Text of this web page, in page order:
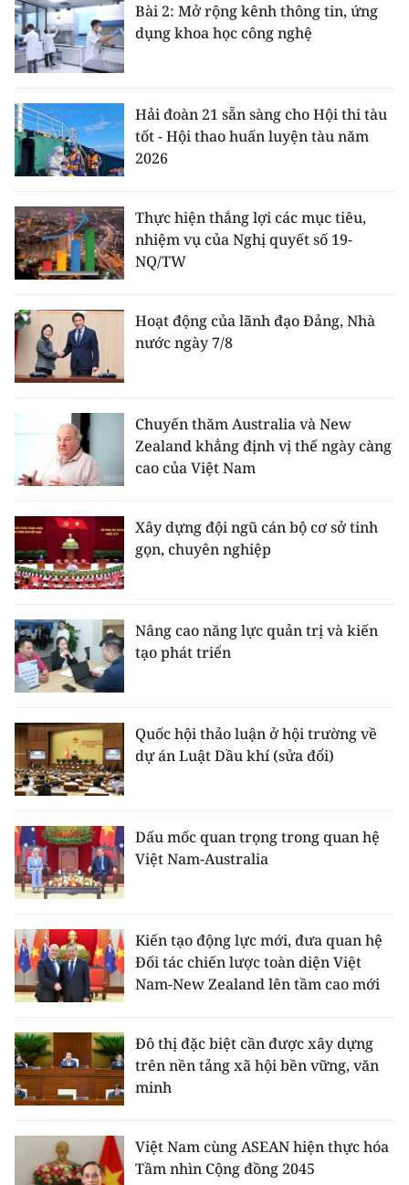
Bài 2: Mở rộng kênh thông tin, ứng
dụng khoa học công nghệ
Hải đoàn 21 sẵn sàng cho Hội thi tàu
tốt - Hội thao huấn luyện tàu năm
2026
Thực hiện thắng lợi các mục tiêu,
nhiệm vụ của Nghị quyết số 19-
NQ/TW
Hoạt động của lãnh đạo Đảng, Nhà
nước ngày 7/8
Chuyến thăm Australia và New
Zealand khẳng định vị thế ngày càng
cao của Việt Nam
Xây dựng đội ngũ cán bộ cơ sở tinh
gọn, chuyên nghiệp
Nâng cao năng lực quản trị và kiến
tạo phát triển
Quốc hội thảo luận ở hội trường về
dự án Luật Dầu khí (sửa đổi)
Dấu mốc quan trọng trong quan hệ
Việt Nam-Australia
Kiến tạo động lực mới, đưa quan hệ
Đối tác chiến lược toàn diện Việt
Nam-New Zealand lên tầm cao mới
Đô thị đặc biệt cần được xây dựng
trên nền tảng xã hội bền vững, văn
minh
Việt Nam cùng ASEAN hiện thực hóa
Tầm nhìn Cộng đồng 2045